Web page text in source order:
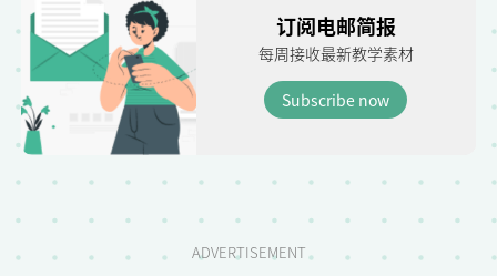
订阅电邮简报
每周接收最新教学素材
Subscribe now
ADVERTISEMENT